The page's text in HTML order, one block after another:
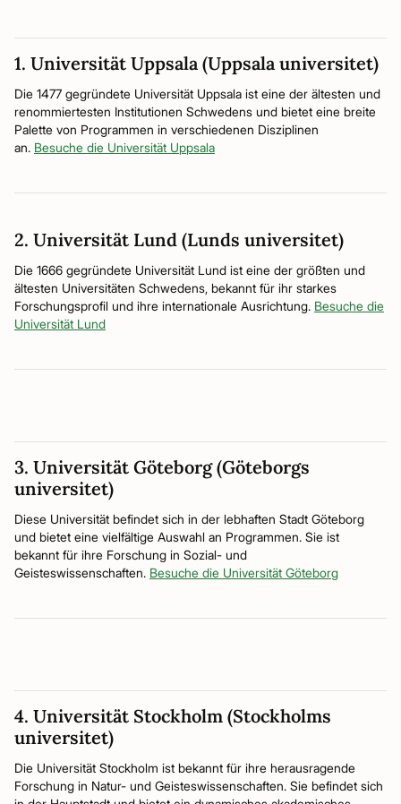
1. Universität Uppsala (Uppsala universitet)
Die 1477 gegründete Universität Uppsala ist eine der ältesten und
renommiertesten Institutionen Schwedens und bietet eine breite
Palette von Programmen in verschiedenen Disziplinen
an. Besuche die Universität Uppsala
2. Universität Lund (Lunds universitet)
Die 1666 gegründete Universität Lund ist eine der größten und
ältesten Universitäten Schwedens, bekannt für ihr starkes
Forschungsprofil und ihre internationale Ausrichtung. Besuche die
Universität Lund
3. Universität Göteborg (Göteborgs
universitet)
Diese Universität befindet sich in der lebhaften Stadt Göteborg
und bietet eine vielfältige Auswahl an Programmen. Sie ist
bekannt für ihre Forschung in Sozial- und
Geisteswissenschaften. Besuche die Universität Göteborg
4. Universität Stockholm (Stockholms
universitet)
Die Universität Stockholm ist bekannt für ihre herausragende
Forschung in Natur- und Geisteswissenschaften. Sie befindet sich